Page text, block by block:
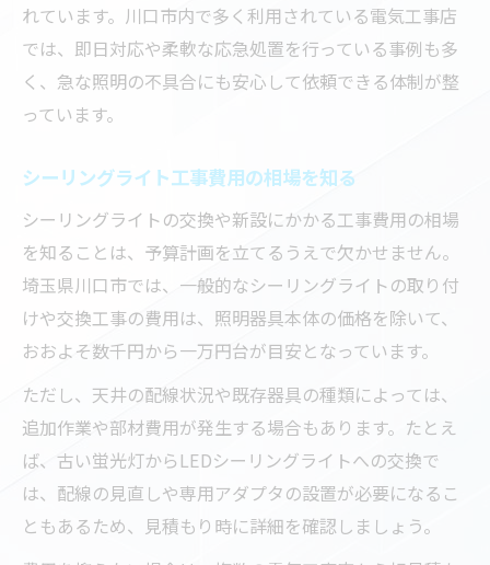
れています。川口市内で多く利用されている電気工事店
では、即日対応や柔軟な応急処置を行っている事例も多
く、急な照明の不具合にも安心して依頼できる体制が整
っています。
シーリングライト工事費用の相場を知る
シーリングライトの交換や新設にかかる工事費用の相場
を知ることは、予算計画を立てるうえで欠かせません。
埼玉県川口市では、一般的なシーリングライトの取り付
けや交換工事の費用は、照明器具本体の価格を除いて、
おおよそ数千円から一万円台が目安となっています。
ただし、天井の配線状況や既存器具の種類によっては、
追加作業や部材費用が発生する場合もあります。たとえ
ば、古い蛍光灯からLEDシーリングライトへの交換で
は、配線の見直しや専用アダプタの設置が必要になるこ
ともあるため、見積もり時に詳細を確認しましょう。